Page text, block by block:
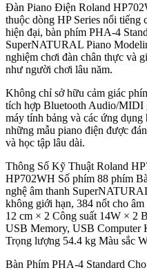
Đàn Piano Điện Roland
thuộc dòng HP Series nổi tiếng
hiện đại, bàn phím PHA-4
SuperNATURAL Piano
nghiệm chơi đàn chân thực và
như người chơi lâu năm.
Không chỉ sở hữu cảm giác
tích hợp Bluetooth Audio/MIDI
máy tính bảng và các ứng
những mẫu piano điện được
và học tập lâu dài.
Thông Số Kỹ Thuật Roland
HP702WH Số phím 88 phím
nghệ âm thanh
không giới hạn, 384 nốt cho
12 cm × 2 Công suất 14W ×
USB Memory, USB Computer
Trọng lượng 54.4 kg Màu sắc
Bàn Phím PHA-4 Standard